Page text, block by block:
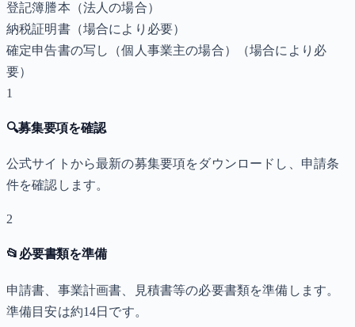
登記簿謄本（法人の場合）
納税証明書（場合により必要）
確定申告書の写し（個人事業主の場合）
（場合により必
要）
1
🔍募集要項を確認
公式サイトから最新の募集要項をダウンロードし、申請条
件を確認します。
2
📂 必要書類を準備
申請書、事業計画書、見積書等の必要書類を準備します。
準備目安は約14日です。